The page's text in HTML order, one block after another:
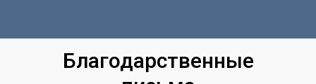
Благодарственные